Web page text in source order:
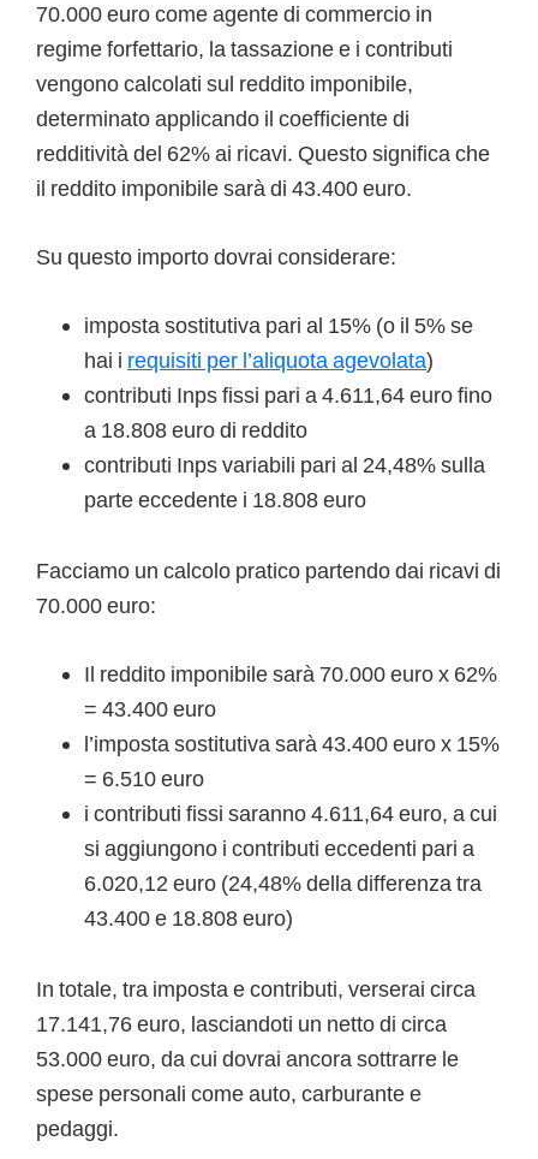
70.000 euro come agente di commercio in
regime forfettario, la tassazione e i contributi
vengono calcolati sul reddito imponibile,
determinato applicando il coefficiente di
redditività del 62% ai ricavi. Questo significa che
il reddito imponibile sarà di 43.400 euro.
Su questo importo dovrai considerare:
imposta sostitutiva pari al 15% (o il 5% se
hai i requisiti per l’aliquota agevolata)
contributi Inps fissi pari a 4.611,64 euro fino
a 18.808 euro di reddito
contributi Inps variabili pari al 24,48% sulla
parte eccedente i 18.808 euro
Facciamo un calcolo pratico partendo dai ricavi di
70.000 euro:
Il reddito imponibile sarà 70.000 euro x 62%
= 43.400 euro
l’imposta sostitutiva sarà 43.400 euro x 15%
= 6.510 euro
i contributi fissi saranno 4.611,64 euro, a cui
si aggiungono i contributi eccedenti pari a
6.020,12 euro (24,48% della differenza tra
43.400 e 18.808 euro)
In totale, tra imposta e contributi, verserai circa
17.141,76 euro, lasciandoti un netto di circa
53.000 euro, da cui dovrai ancora sottrarre le
spese personali come auto, carburante e
pedaggi.